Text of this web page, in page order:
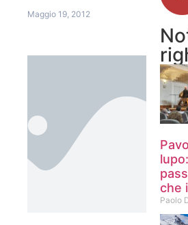
Maggio 19, 2012
che
Paolo